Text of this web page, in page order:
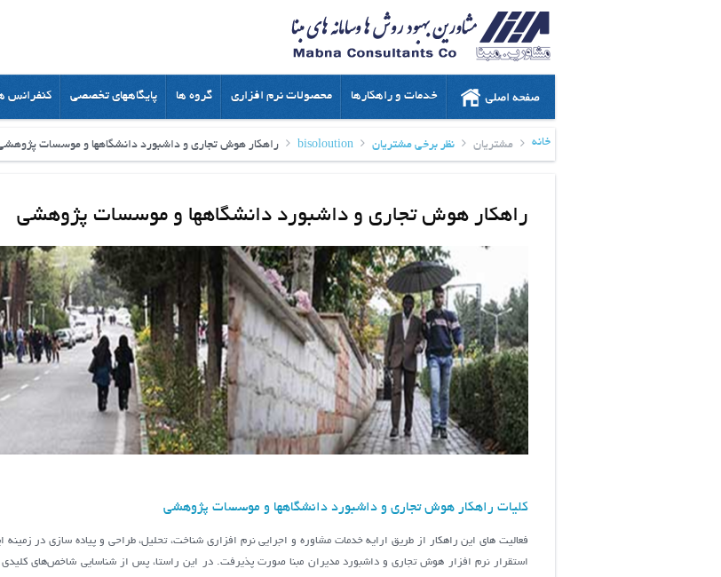
خدمات و راهکارها محصولات نرم افزاری گروه ها پایگاههای تخصصی کنفرانس
خانه مشتریان نظر برخی مشتریان bisoloution راهکار هوش تجاری و داشبورد دانشگاهها و موسسات
راهکار هوش تجاری و داشبورد دانشگاهها و موسسات پژوهشی
کلیات راهکار هوش تجاری و داشبورد دانشگاهها و موسسات پژوهشی
استقرار نرم افزار هوش تجاری و داشبورد مدیران مبنا صورت پذیرفت. در این راستا، پس از شناسايي شاخص‌هاي كليدي